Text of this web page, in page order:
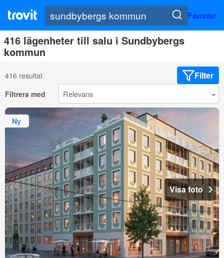
Favoriter
416 lägenheter till salu i Sundbybergs
kommun
416 resultat Filter
Filtrera med
Ny
Visa foto